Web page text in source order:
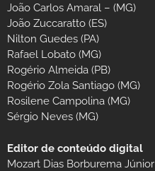
João Carlos Amaral – (MG)
João Zuccaratto (ES)
Nilton Guedes (PA)
Rafael Lobato (MG)
Rogério Almeida (PB)
Rogério Zola Santiago (MG)
Rosilene Campolina (MG)
Sérgio Neves (MG)
Editor de conteúdo digital
Mozart Dias Borburema Júnior